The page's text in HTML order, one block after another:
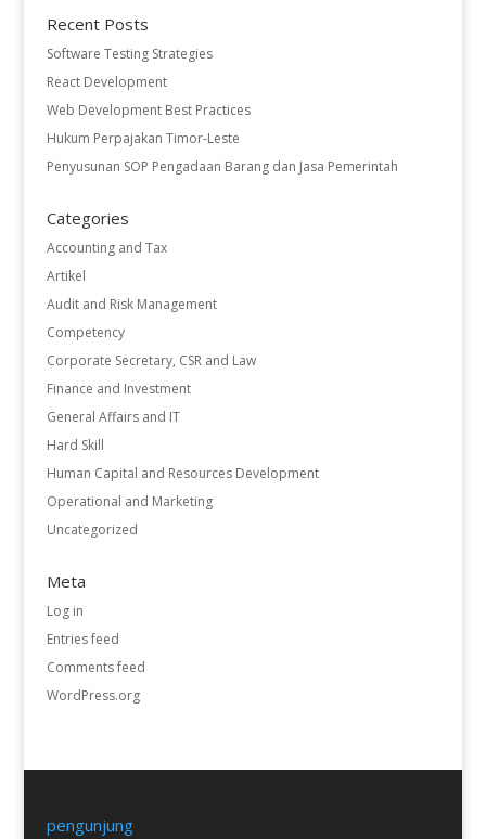
Recent Posts
Software Testing Strategies
React Development
Web Development Best Practices
Hukum Perpajakan Timor-Leste
Penyusunan SOP Pengadaan Barang dan Jasa Pemerintah
Categories
Accounting and Tax
Artikel
Audit and Risk Management
Competency
Corporate Secretary, CSR and Law
Finance and Investment
General Affairs and IT
Hard Skill
Human Capital and Resources Development
Operational and Marketing
Uncategorized
Meta
Log in
Entries feed
Comments feed
WordPress.org
pengunjung